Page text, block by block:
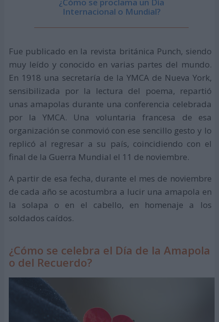
Internacional o Mundial?
Fue publicado en la revista británica Punch, siendo
muy leído y conocido en varias partes del mundo.
En 1918 una secretaría de la YMCA de Nueva York,
sensibilizada por la lectura del poema, repartió
unas amapolas durante una conferencia celebrada
por la YMCA. Una voluntaria francesa de esa
organización se conmovió con ese sencillo gesto y lo
replicó al regresar a su país, coincidiendo con el
final de la Guerra Mundial el 11 de noviembre.
A partir de esa fecha, durante el mes de noviembre
de cada año se acostumbra a lucir una amapola en
la solapa o en el cabello, en homenaje a los
soldados caídos.
¿Cómo se celebra el Día de la Amapola
o del Recuerdo?